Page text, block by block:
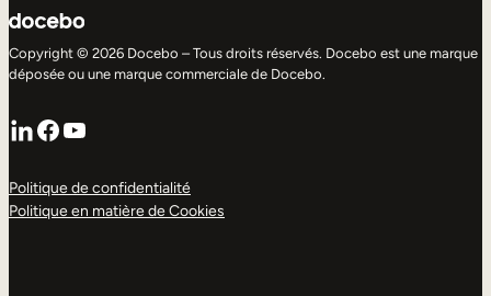
Copyright © 2026 Docebo – Tous droits réservés. Docebo est une marque
déposée ou une marque commerciale de Docebo.
LinkedIn
Facebook
YouTube
Politique de confidentialité
Politique en matière de Cookies